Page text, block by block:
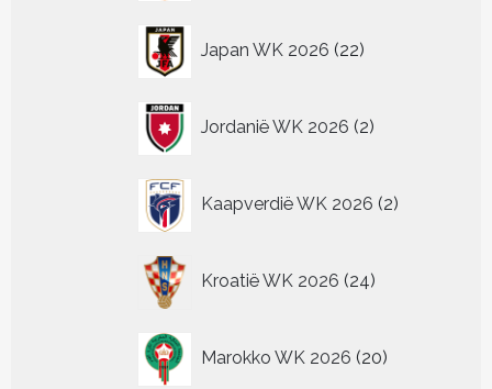
Japan WK 2026 22
producten
Jordanië WK 2026 2
producten
Kaapverdië WK 2026 2
producten
Kroatië WK 2026 24
producten
Marokko WK 2026 20
producten